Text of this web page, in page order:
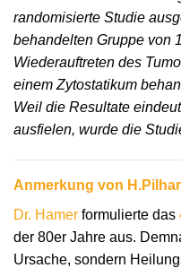
randomisierte Studie
behandelten Gruppe von
Wiederauftreten des
einem Zytostatikum
Weil die Resultate
ausfielen, wurde die
Anmerkung von H.Pilhar
Dr. Hamer formulierte das
der 80er Jahre aus.
Ursache, sondern